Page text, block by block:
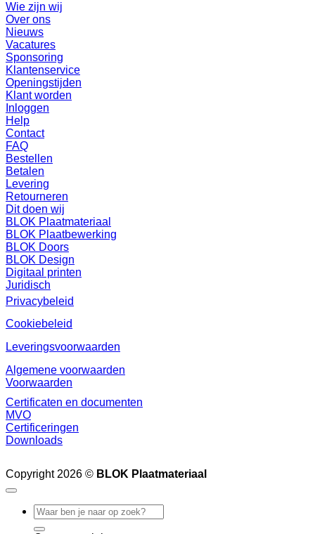
Wie zijn wij
Over ons
Nieuws
Vacatures
Sponsoring
Klantenservice
Openingstijden
Klant worden
Inloggen
Help
Contact
FAQ
Bestellen
Betalen
Levering
Retourneren
Dit doen wij
BLOK Plaatmateriaal
BLOK Plaatbewerking
BLOK Doors
BLOK Design
Digitaal printen
Juridisch
Privacybeleid
Cookiebeleid
Leveringsvoorwaarden
Algemene voorwaarden
Voorwaarden
Certificaten en documenten
MVO
Certificeringen
Downloads
Copyright 2026 © BLOK Plaatmateriaal
Zoeken
naar: